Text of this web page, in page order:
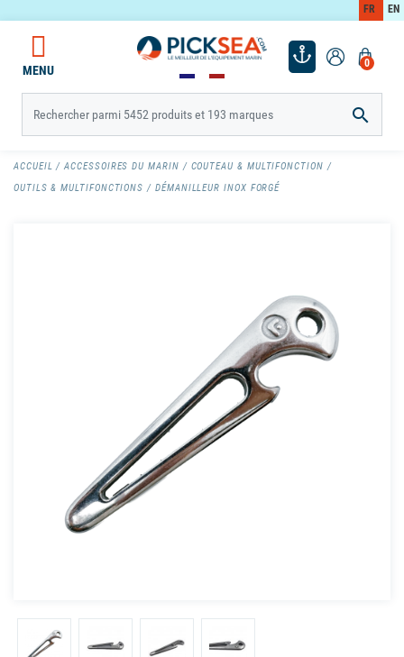
FR EN
0
MENU

ACCUEIL ACCESSOIRES DU MARIN
COUTEAU & MULTIFONCTION
OUTILS & MULTIFONCTIONS
DÉMANILLEUR INOX FORGÉ